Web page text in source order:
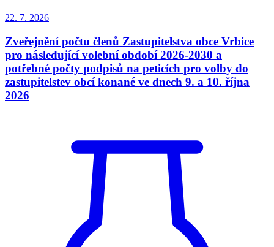
22. 7. 2026
Zveřejnění počtu členů Zastupitelstva obce Vrbice
pro následující volební období 2026-2030 a
potřebné počty podpisů na peticích pro volby do
zastupitelstev obcí konané ve dnech 9. a 10. října
2026